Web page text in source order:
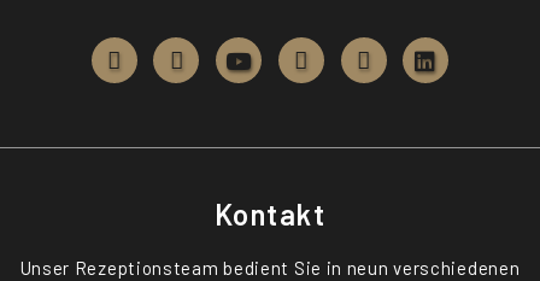
Kontakt
Unser Rezeptionsteam bedient Sie in neun verschiedenen